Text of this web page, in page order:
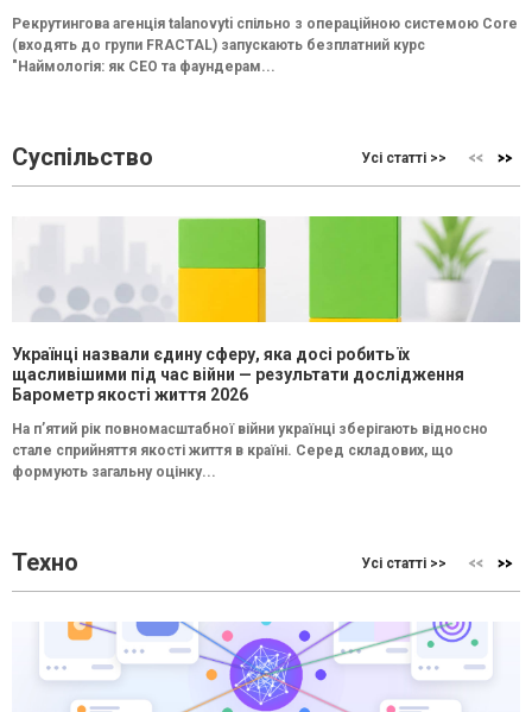
Рекрутингова агенція talanovyti спільно з операційною системою Core
(входять до групи FRACTAL) запускають безплатний курс
"Наймологія: як СEO та фаундерам...
Суспільство Усі статті >>
Українці назвали єдину сферу, яка досі робить їх
щасливішими під час війни — результати дослідження
Барометр якості життя 2026
На п’ятий рік повномасштабної війни українці зберігають відносно
стале сприйняття якості життя в країні. Серед складових, що
формують загальну оцінку...
Техно Усі статті >>